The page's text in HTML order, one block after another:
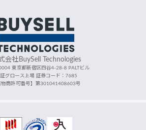
会社BuySell Technologies
東京都新宿区四谷4-28-8 PALTビル
グロース上場 証券コード：7685
物商許可番号】第301041408603号